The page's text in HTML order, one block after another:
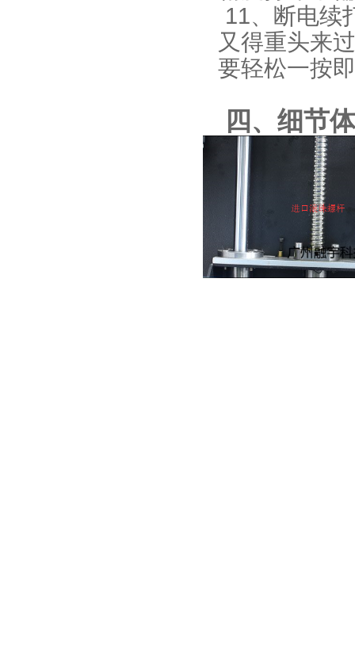
11、 断电续
又得重头来
要轻松一按
四、细节